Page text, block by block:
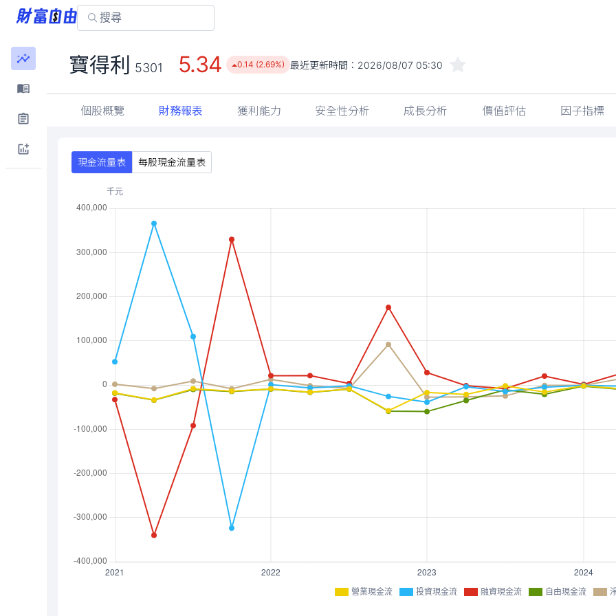
寶得利 5301 5.34 0.14 (2.69%) 最近更新時間： 2026/08/07 05:30
個股概覽 財務報表 獲利能力 安全性分析 成長分析 價值評估 因子指標
現金流量表 每股現金流量表
營業現金流 投資現金流 融資現金流 自由現金流